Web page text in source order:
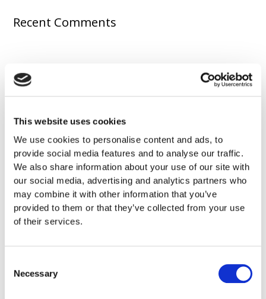
This website uses cookies
We use cookies to personalise content and ads, to
provide social media features and to analyse our traffic.
We also share information about your use of our site with
our social media, advertising and analytics partners who
may combine it with other information that you’ve
provided to them or that they’ve collected from your use
of their services.
Selection
Necessary
Recent Comments
Archives
July 2026
May 2026
February 2026
January 2026
November 2025
September 2025
August 2025